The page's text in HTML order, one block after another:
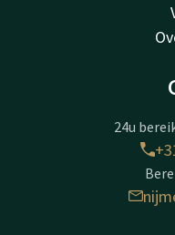
24u